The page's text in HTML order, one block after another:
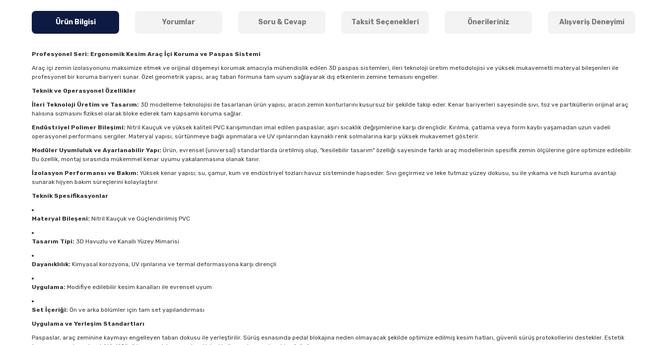
Ürün Bilgisi Yorumlar Soru & Cevap Taksit Seçenekleri Önerileriniz Alışveriş Deneyimi
Profesyonel Seri: Ergonomik Kesim Araç İçi Koruma ve Paspas Sistemi
Araç içi zemin izolasyonunu maksimize etmek ve orijinal döşemeyi korumak amacıyla mühendislik edilen 3D paspas sistemleri, ileri teknoloji üretim metodolojisi ve yüksek mukavemetli materyal bileşenleri ile
profesyonel bir koruma bariyeri sunar. Özel geometrik yapısı, araç taban formuna tam uyum sağlayarak dış etkenlerin zemine temasını engeller.
Teknik ve Operasyonel Özellikler
İleri Teknoloji Üretim ve Tasarım: 3D modelleme teknolojisi ile tasarlanan ürün yapısı, aracın zemin konturlarını kusursuz bir şekilde takip eder. Kenar bariyerleri sayesinde sıvı, toz ve partiküllerin orijinal araç
halısına sızmasını fiziksel olarak bloke ederek tam kapsamlı koruma sağlar.
Endüstriyel Polimer Bileşimi: Nitril Kauçuk ve yüksek kaliteli PVC karışımından imal edilen paspaslar, aşırı sıcaklık değişimlerine karşı dirençlidir. Kırılma, çatlama veya form kaybı yaşamadan uzun vadeli
operasyonel performans sergiler. Materyal yapısı, sürtünmeye bağlı aşınmalara ve UV ışınlarından kaynaklı renk solmalarına karşı yüksek mukavemet gösterir.
Modüler Uyumluluk ve Ayarlanabilir Yapı: Ürün, evrensel (universal) standartlarda üretilmiş olup, "kesilebilir tasarım" özelliği sayesinde farklı araç modellerinin spesifik zemin ölçülerine göre optimize edilebilir.
Bu özellik, montaj sırasında mükemmel kenar uyumu yakalanmasına olanak tanır.
İzolasyon Performansı ve Bakım: Yüksek kenar yapısı; su, çamur, kum ve endüstriyel tozları havuz sisteminde hapseder. Sıvı geçirmez ve leke tutmaz yüzey dokusu, su ile yıkama ve hızlı kuruma avantajı
sunarak hijyen bakım süreçlerini kolaylaştırır.
Teknik Spesifikasyonlar
Materyal Bileşeni: Nitril Kauçuk ve Güçlendirilmiş PVC
Tasarım Tipi: 3D Havuzlu ve Kanallı Yüzey Mimarisi
Dayanıklılık: Kimyasal korozyona, UV ışınlarına ve termal deformasyona karşı dirençli
Uygulama: Modifiye edilebilir kesim kanalları ile evrensel uyum
Set İçeriği: Ön ve arka bölümler için tam set yapılandırması
Uygulama ve Yerleşim Standartları
Paspaslar, araç zeminine kaymayı engelleyen taban dokusu ile yerleştirilir. Sürüş esnasında pedal blokajına neden olmayacak şekilde optimize edilmiş kesim hatları, güvenli sürüş protokollerini destekler. Estetik